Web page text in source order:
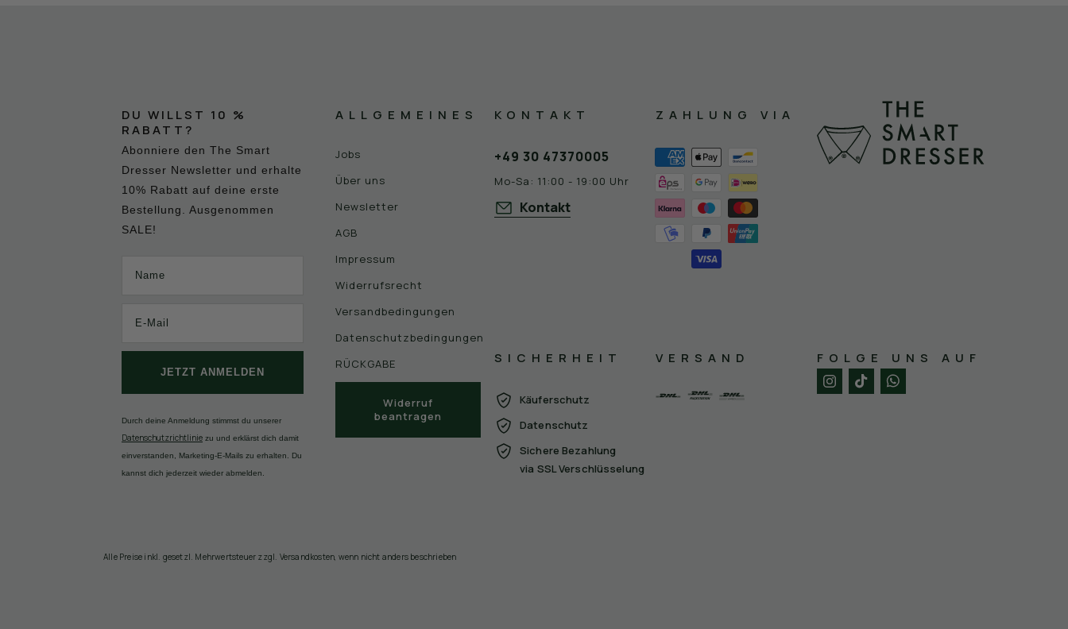
DU WILLST 10 %
RABATT?
Abonniere den The Smart
Dresser Newsletter und erhalte
10% Rabatt auf deine erste
Bestellung. Ausgenommen
SALE!
JETZT ANMELDEN
Durch deine Anmeldung stimmst du unserer
Datenschutzrichtlinie zu und erklärst dich damit
einverstanden, Marketing-E-Mails zu erhalten. Du
kannst dich jederzeit wieder abmelden.
ALLGEMEINES
Jobs
Über uns
Newsletter
AGB
Impressum
Widerrufsrecht
Versandbedingungen
Datenschutzbedingungen
RÜCKGABE
Widerruf
beantragen
KONTAKT
+49 30 47370005
Mo-Sa: 11:00 - 19:00 Uhr
Kontakt
ZAHLUNG VIA
SICHERHEIT
Käuferschutz
Datenschutz
Sichere Bezahlung
via SSL Verschlüsselung
VERSAND FOLGE UNS AUF
Alle Preise inkl. gesetzl. Mehrwertsteuer zzgl. Versandkosten, wenn nicht anders beschrieben